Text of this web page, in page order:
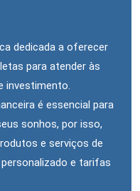
dedicada a oferecer
para atender às
investimento.
é essencial para
sonhos, por isso,
e serviços de
e tarifas